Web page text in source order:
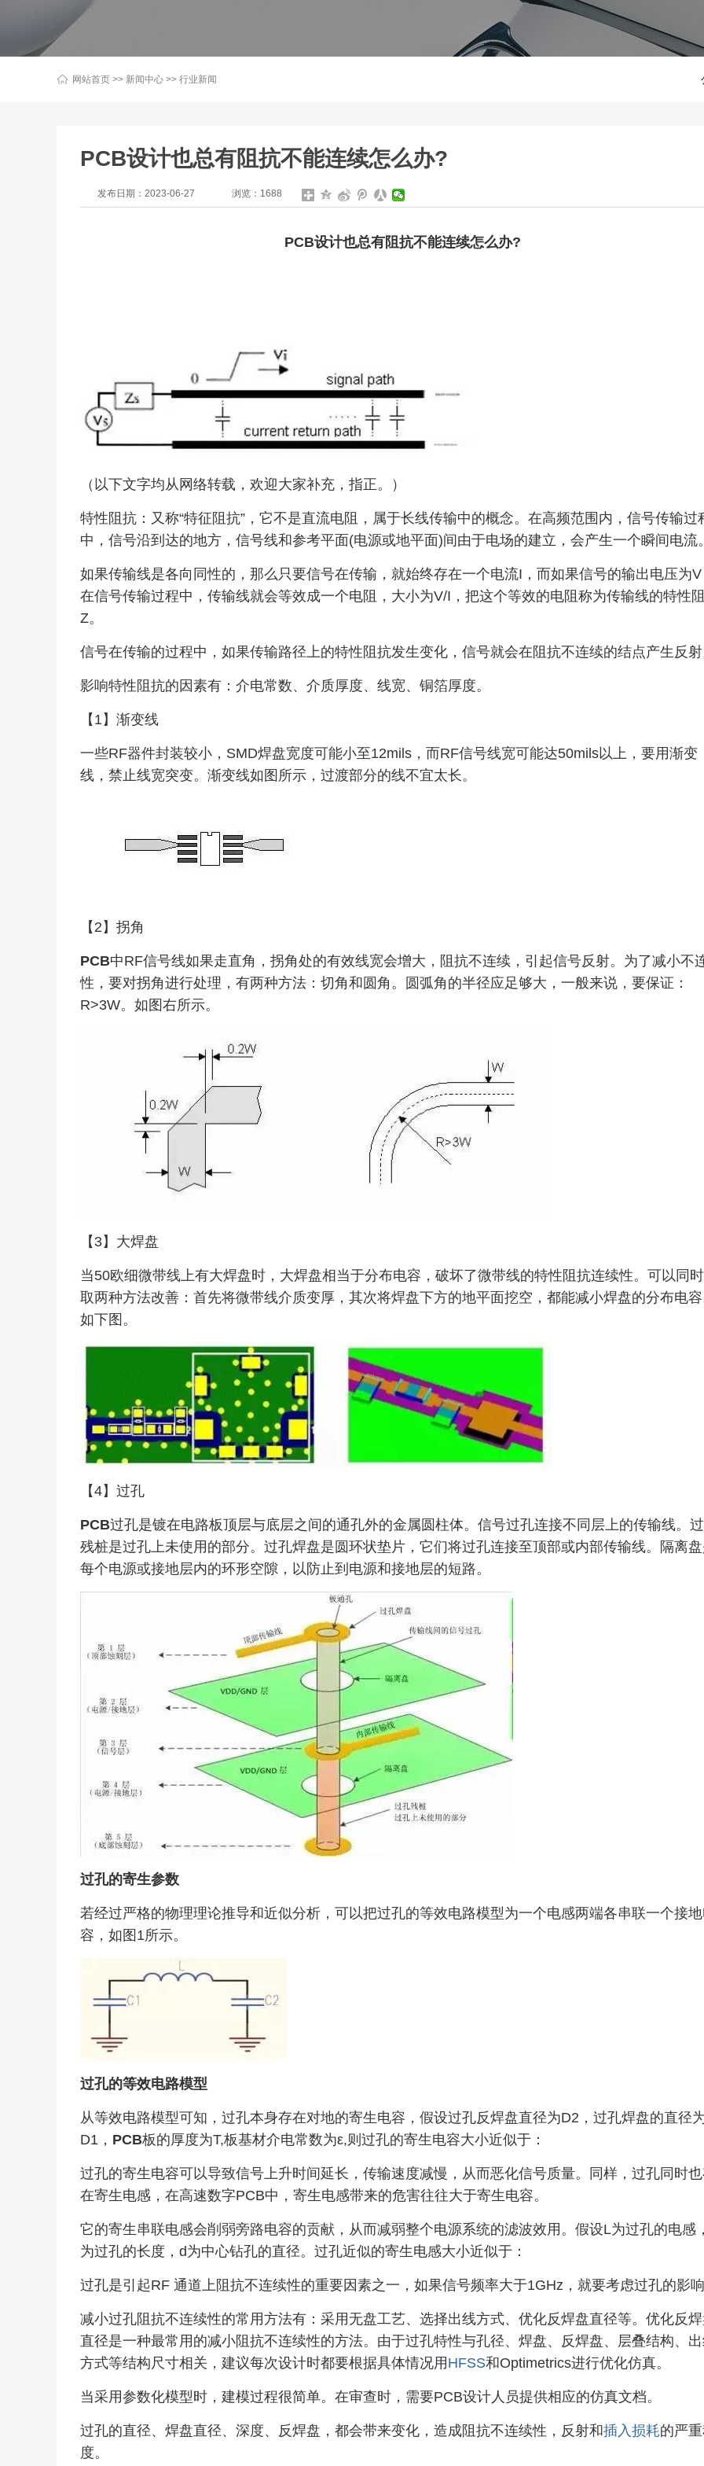
网站首页 >> 新闻中心 >> 行业新闻
PCB设计也总有阻抗不能连续怎么办?
发布日期：2023-06-27 浏览：1688
PCB设计也总有阻抗不能连续怎么办?
（以下文字均从网络转载，欢迎大家补充，指正。）
特性阻抗：又称“特征阻抗”，它不是直流电阻，属于长线传输中的概念。在高频范围内，信号传输过
中，信号沿到达的地方，信号线和参考平面(电源或地平面)间由于电场的建立，会产生一个瞬间电流
如果传输线是各向同性的，那么只要信号在传输，就始终存在一个电流I，而如果信号的输出电压为
在信号传输过程中，传输线就会等效成一个电阻，大小为V/I，把这个等效的电阻称为传输线的特性
Z。
信号在传输的过程中，如果传输路径上的特性阻抗发生变化，信号就会在阻抗不连续的结点产生反
影响特性阻抗的因素有：介电常数、介质厚度、线宽、铜箔厚度。
【1】渐变线
一些RF器件封装较小，SMD焊盘宽度可能小至12mils，而RF信号线宽可能达50mils以上，要用渐变
线，禁止线宽突变。渐变线如图所示，过渡部分的线不宜太长。
【2】拐角
PCB中RF信号线如果走直角，拐角处的有效线宽会增大，阻抗不连续，引起信号反射。为了减小不
性，要对拐角进行处理，有两种方法：切角和圆角。圆弧角的半径应足够大，一般来说，要保证：
R>3W。如图右所示。
【3】大焊盘
当50欧细微带线上有大焊盘时，大焊盘相当于分布电容，破坏了微带线的特性阻抗连续性。可以同
取两种方法改善：首先将微带线介质变厚，其次将焊盘下方的地平面挖空，都能减小焊盘的分布电
如下图。
【4】过孔
PCB过孔是镀在电路板顶层与底层之间的通孔外的金属圆柱体。信号过孔连接不同层上的传输线。
残桩是过孔上未使用的部分。过孔焊盘是圆环状垫片，它们将过孔连接至顶部或内部传输线。隔离
每个电源或接地层内的环形空隙，以防止到电源和接地层的短路。
过孔的寄生参数
若经过严格的物理理论推导和近似分析，可以把过孔的等效电路模型为一个电感两端各串联一个接
容，如图1所示。
过孔的等效电路模型
从等效电路模型可知，过孔本身存在对地的寄生电容，假设过孔反焊盘直径为D2，过孔焊盘的直径
D1， PCB板的厚度为T,板基材介电常数为ε,则过孔的寄生电容大小近似于：
过孔的寄生电容可以导致信号上升时间延长，传输速度减慢，从而恶化信号质量。同样，过孔同时
在寄生电感，在高速数字PCB中，寄生电感带来的危害往往大于寄生电容。
它的寄生串联电感会削弱旁路电容的贡献，从而减弱整个电源系统的滤波效用。假设L为过孔的电感
为过孔的长度，d为中心钻孔的直径。过孔近似的寄生电感大小近似于：
过孔是引起RF 通道上阻抗不连续性的重要因素之一，如果信号频率大于1GHz，就要考虑过孔的影
减小过孔阻抗不连续性的常用方法有：采用无盘工艺、选择出线方式、优化反焊盘直径等。优化反
直径是一种最常用的减小阻抗不连续性的方法。由于过孔特性与孔径、焊盘、反焊盘、层叠结构、
方式等结构尺寸相关，建议每次设计时都要根据具体情况用 HFSS和Optimetrics进行优化仿真。
当采用参数化模型时，建模过程很简单。在审查时，需要PCB设计人员提供相应的仿真文档。
过孔的直径、焊盘直径、深度、反焊盘，都会带来变化，造成阻抗不连续性，反射和插入损耗的严
度。